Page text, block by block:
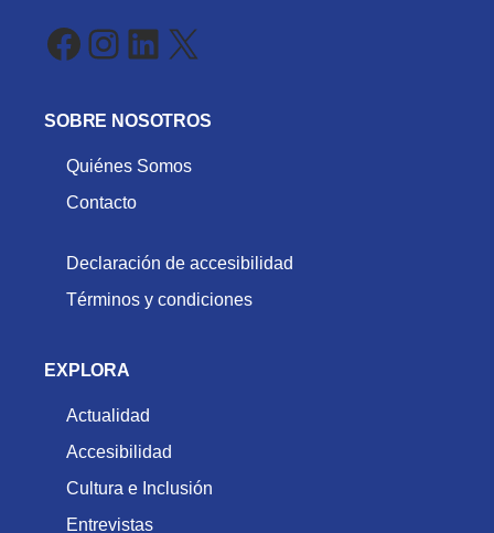
Facebook
Instagram
LinkedIn
X
SOBRE NOSOTROS
Quiénes Somos
Contacto
Declaración de accesibilidad
Términos y condiciones
EXPLORA
Actualidad
Accesibilidad
Cultura e Inclusión
Entrevistas